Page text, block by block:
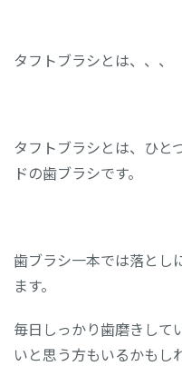
タフトブラシとは、、、
タフトブラシとは、ひと
ドの歯ブラシです。
歯ブラシ一本では落とし
ます。
毎日しっかり歯磨きして
いと思う方もいるかもし